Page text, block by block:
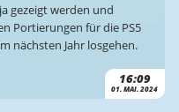
16:09
01. MAI. 2024
gezeigt werden und
Portierungen für die PS5
nächsten Jahr losgehen.